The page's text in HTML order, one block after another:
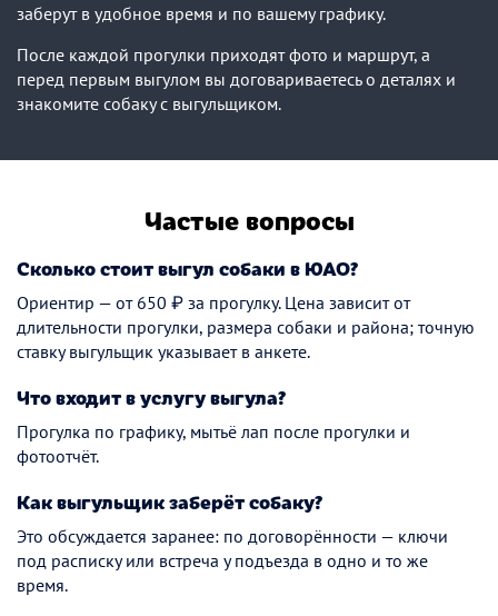
заберут в удобное время и по вашему графику.
После каждой прогулки приходят фото и маршрут, а
перед первым выгулом вы договариваетесь о деталях и
знакомите собаку с выгульщиком.
Частые вопросы
Сколько стоит выгул собаки в ЮАО?
Ориентир — от 650 ₽ за прогулку. Цена зависит от
длительности прогулки, размера собаки и района; точную
ставку выгульщик указывает в анкете.
Что входит в услугу выгула?
Прогулка по графику, мытьё лап после прогулки и
фотоотчёт.
Как выгульщик заберёт собаку?
Это обсуждается заранее: по договорённости — ключи
под расписку или встреча у подъезда в одно и то же
время.